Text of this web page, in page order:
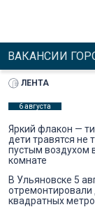
ВАКАНСИИ
ЛЕНТА
6 августа
Яркий флакон —
дети травятся не
пустым воздухом
комнате
В Ульяновске 5
отремонтировали
квадратных